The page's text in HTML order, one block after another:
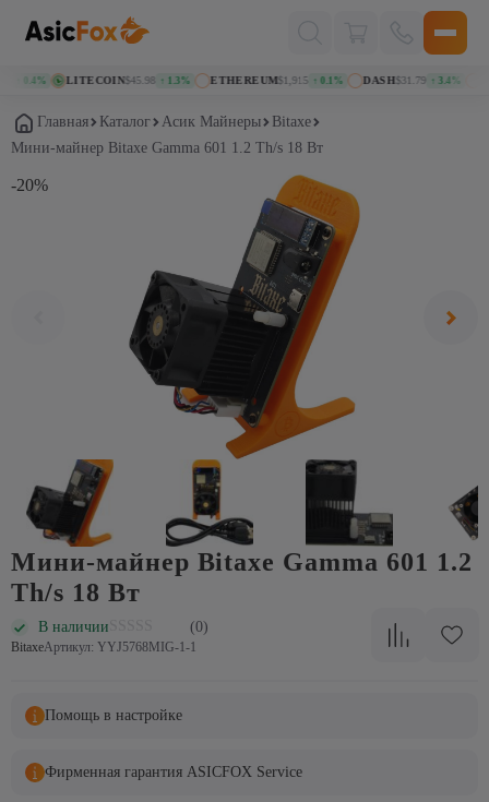
LITECOIN$45.98 ↑ 1.3% ETHEREUM$1,915 ↑ 0.1% DASH$31.79 ↑ 3.4%
Главная Каталог Асик Майнеры
Bitaxe
Мини-майнер Bitaxe Gamma 601 1.2 Th/s 18 Вт
-20%
Мини-майнер Bitaxe Gamma 601 1.2
Th/s 18 Вт
В наличии (0)
BitaxeАртикул: YYJ5768MIG-1-1
Помощь в настройке
Фирменная гарантия ASICFOX Service